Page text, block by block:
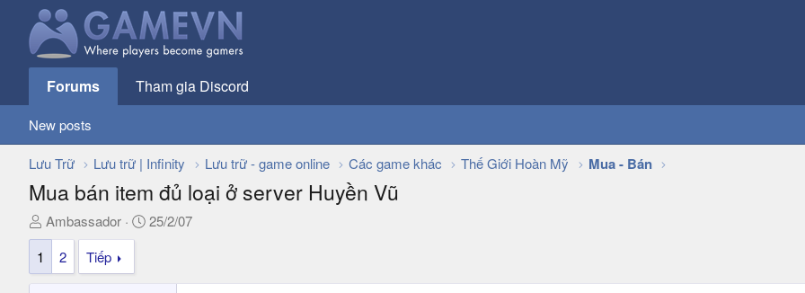
Forums Tham gia Discord
New posts
Lưu Trữ Lưu trữ | Infinity Lưu trữ - game online Các game khác Thế Giới Hoàn Mỹ Mua - Bán
Mua bán item đủ loại ở server Huyền Vũ
T
h
e
Ambassador
N
25/2/07
1
2 Tiếp